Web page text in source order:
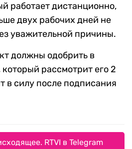
работает дистанционно,
двух рабочих дней не
уважительной причины.
должны одобрить в
рассмотрит его 2
в силу после подписания
RTVI в Telegram